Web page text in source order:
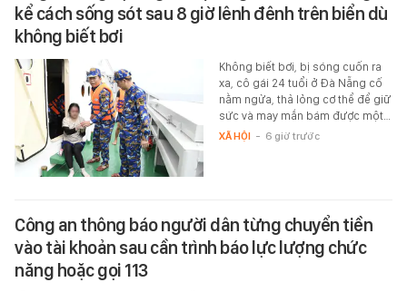
kể cách sống sót sau 8 giờ lênh đênh trên biển dù
không biết bơi
Không biết bơi, bị sóng cuốn ra
xa, cô gái 24 tuổi ở Đà Nẵng cố
nằm ngửa, thả lỏng cơ thể để giữ
sức và may mắn bám được một…
XÃ HỘI - 6 giờ trước
Công an thông báo người dân từng chuyển tiền
vào tài khoản sau cần trình báo lực lượng chức
năng hoặc gọi 113